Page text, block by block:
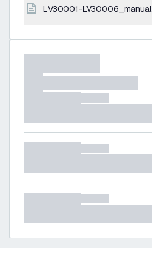
LV30001-LV30006_manual